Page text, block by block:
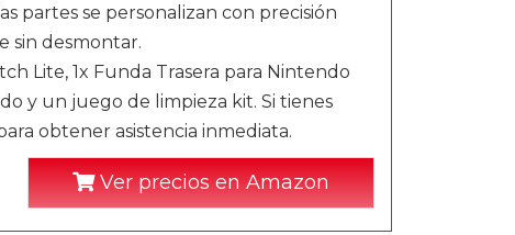
partes se personalizan con precisión
sin desmontar.
Lite, 1x Funda Trasera para Nintendo
y un juego de limpieza kit. Si tienes
obtener asistencia inmediata.
Ver precios en Amazon